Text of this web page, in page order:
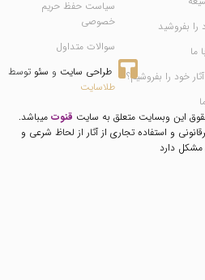
را بفروشید
ما
خود را بفروشیم؟
سیاست حفظ حریم
خصوصی
سوالات متداول
طراحی سایت و سئو توسط
طلاسایت
این وبسایت متعلق به سایت قنوت میباشد.
و استفاده تجاری از آثار از لحاظ شرعی و
دارد